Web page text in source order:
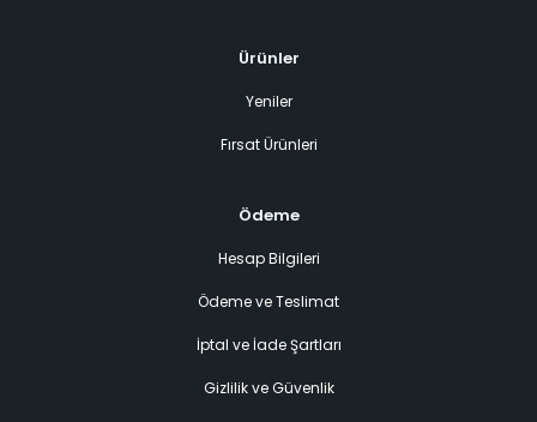
Ürünler
Yeniler
Fırsat Ürünleri
Ödeme
Hesap Bilgileri
Ödeme ve Teslimat
İptal ve İade Şartları
Gizlilik ve Güvenlik